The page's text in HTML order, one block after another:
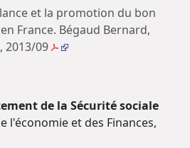
et la promotion du bon
France. Bégaud Bernard,
2013/09
de la Sécurité sociale
l'économie et des Finances,